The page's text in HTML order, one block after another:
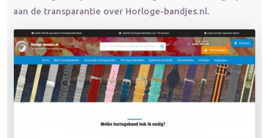
aan de transparantie over Horloge-bandjes.nl.